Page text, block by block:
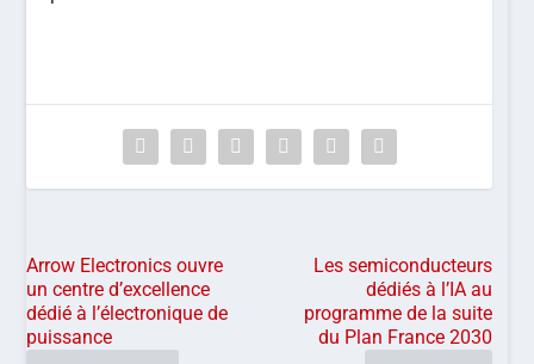
Arrow Electronics ouvre
un centre d’excellence
dédié à l’électronique de
puissance
Les semiconducteurs
dédiés à l’IA au
programme de la suite
du Plan France 2030